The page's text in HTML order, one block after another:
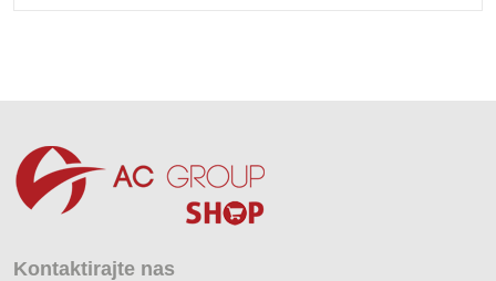
Kontaktirajte nas